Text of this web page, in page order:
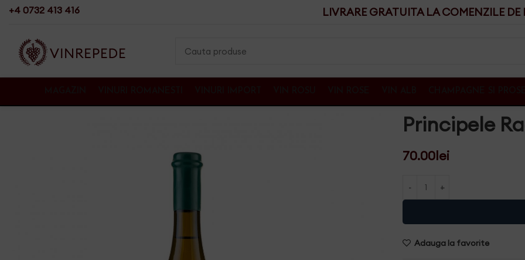
+4 0732 413 416 LIVRARE GRATUITA LA COMENZILE DE
Principele
70.00lei
Adauga la favorite